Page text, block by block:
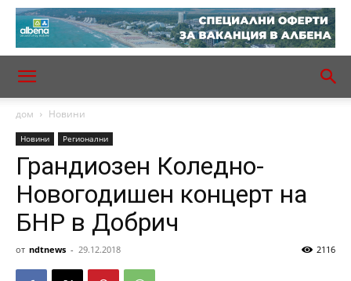
дом Новини
Новини Регионални
Грандиозен Коледно-
Новогодишен концерт на
БНР в Добрич
от ndtnews - 29.12.2018 2116